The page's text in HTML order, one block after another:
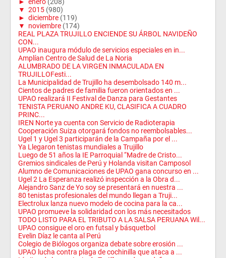
▼ 2015 (980)
► diciembre (119)
▼
noviembre (174)
REAL PLAZA TRUJILLO ENCIENDE SU ÁRBOL NAVIDEÑO
CON...
UPAO inaugura módulo de servicios especiales en in...
Amplían Centro de Salud de La Noria
ALUMBRADO DE LA VIRGEN INMACULADA EN
TRUJILLOFesti...
La Municipalidad de Trujillo ha desembolsado 140 m...
Cientos de padres de familia fueron orientados en ...
UPAO realizará II Festival de Danza para Gestantes
TENISTA PERUANO ANDRE KU, CLASIFICA A CUADRO
PRINC...
IREN Norte ya cuenta con Servicio de Radioterapia
Cooperación Suiza otorgará fondos no reembolsables...
Ugel 1 y Ugel 3 participarán de la Campaña por el ...
Ya Llegaron tenistas mundiales a Trujillo
Luego de 51 años la IE Parroquial “Madre de Cristo...
Gremios sindicales de Perú y Holanda visitan Camposol
Alumno de Comunicaciones de UPAO gana concurso en ...
Ugel 2 La Esperanza realizó inspección a la Obra d...
Alejandro Sanz de Yo soy se presentará en nuestra ...
80 tenistas profesionales del mundo llegan a Truji...
Electrolux lanza nuevo modelo de cocina para la ca...
UPAO promueve la solidaridad con los más necesitados
TODO LISTO PARA EL TRIBUTO A LA SALSA PERUANA Wil...
UPAO consigue el oro en futsal y básquetbol
Evelin Díaz le canta al Perú
Colegio de Biólogos organiza debate sobre erosión ...
UPAO lucha contra plaga de cochinilla que ataca a ...